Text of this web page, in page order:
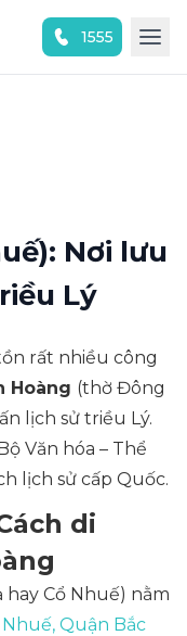
1555
Nơi lưu
Lý
rất nhiều công
Hoàng (thờ Đông
lịch sử triều Lý.
Văn hóa – Thể
lịch sử cấp Quốc.
di
Cổ Nhuế) nằm
Quận Bắc